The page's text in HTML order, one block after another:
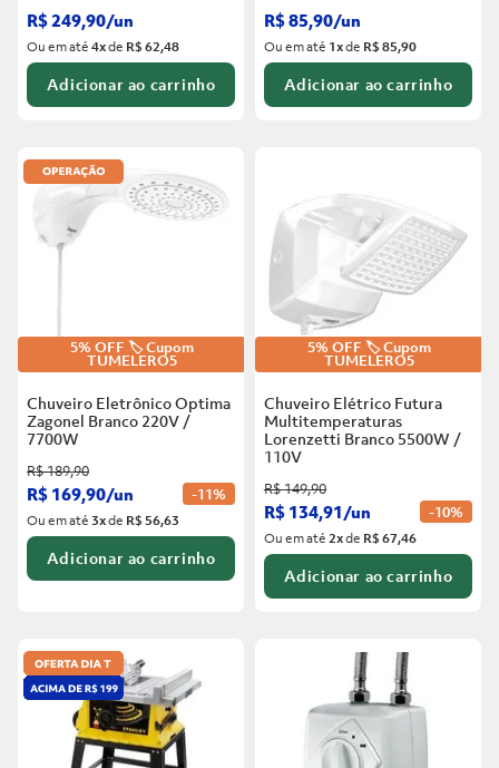
R$249,90/un
Ou em até4xde R$ 62,48
Adicionar ao carrinho
R$85,90/un
Ou em até 1xde R$ 85,90
Adicionar ao carrinho
5% OFF 🏷️ Cupom
TUMELERO5
Chuveiro Eletrônico Optima
Zagonel Branco 220V /
7700W
R$189,90
R$ 169,90/un -11%
Ou em até3xde R$ 56,63
Adicionar ao carrinho
5% OFF 🏷️ Cupom
TUMELERO5
Chuveiro Elétrico Futura
Multitemperaturas
Lorenzetti Branco 5500W /
110V
R$149,90
R$ 134,91/un -10%
Ou em até2xde R$ 67,46
Adicionar ao carrinho